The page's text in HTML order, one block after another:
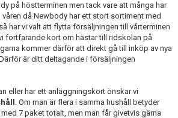
på höstterminen men tack vare att många har
då Newbody har ett stort sortiment med
har vi valt att flytta försäljningen till vårterminen
fortfarande kort om hästar till ridskolan på
kommer därför att direkt gå till inköp av nya
är ditt deltagande i försäljningen
eller har ett anläggningskort önskar vi
. Om man är flera i samma hushåll betyder
7 paket totalt, men man får givetvis gärna